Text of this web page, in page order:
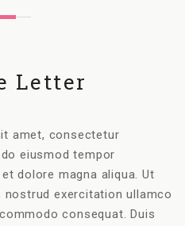
Letter
amet, consectetur
eiusmod tempor
dolore magna aliqua. Ut
nostrud exercitation ullamco
consequat. Duis